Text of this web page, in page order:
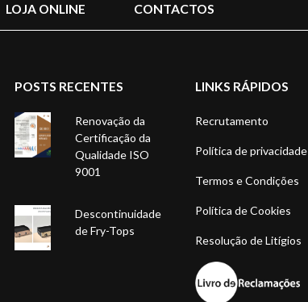
LOJA ONLINE CONTACTOS
POSTS RECENTES
Renovação da
Certificação da
Qualidade ISO
9001
Descontinuidade
de Fry-Tops
LINKS RÁPIDOS
Recrutamento
Política de privacidade
Termos e Condições
Política de Cookies
Resolução de Litígios